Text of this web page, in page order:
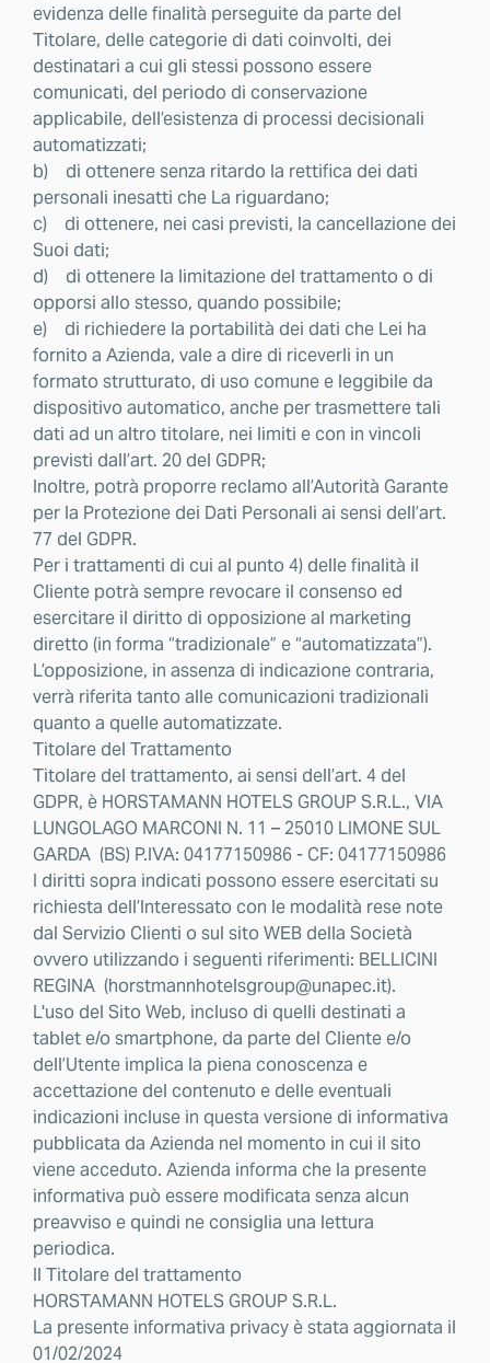
evidenza delle finalità perseguite da parte del
Titolare, delle categorie di dati coinvolti, dei
destinatari a cui gli stessi possono essere
comunicati, del periodo di conservazione
applicabile, dell’esistenza di processi decisionali
automatizzati;
b) di ottenere senza ritardo la rettifica dei dati
personali inesatti che La riguardano;
c) di ottenere, nei casi previsti, la cancellazione dei
Suoi dati;
d) di ottenere la limitazione del trattamento o di
opporsi allo stesso, quando possibile;
e) di richiedere la portabilità dei dati che Lei ha
fornito a Azienda, vale a dire di riceverli in un
formato strutturato, di uso comune e leggibile da
dispositivo automatico, anche per trasmettere tali
dati ad un altro titolare, nei limiti e con in vincoli
previsti dall’art. 20 del GDPR;
Inoltre, potrà proporre reclamo all’Autorità Garante
per la Protezione dei Dati Personali ai sensi dell’art.
77 del GDPR.
Per i trattamenti di cui al punto 4) delle finalità il
Cliente potrà sempre revocare il consenso ed
esercitare il diritto di opposizione al marketing
diretto (in forma “tradizionale” e “automatizzata”).
L’opposizione, in assenza di indicazione contraria,
verrà riferita tanto alle comunicazioni tradizionali
quanto a quelle automatizzate.
Titolare del Trattamento
Titolare del trattamento, ai sensi dell’art. 4 del
GDPR, è HORSTAMANN HOTELS GROUP S.R.L., VIA
LUNGOLAGO MARCONI N. 11 – 25010 LIMONE SUL
GARDA (BS) P.IVA: 04177150986 - CF: 04177150986
I diritti sopra indicati possono essere esercitati su
richiesta dell’Interessato con le modalità rese note
dal Servizio Clienti o sul sito WEB della Società
ovvero utilizzando i seguenti riferimenti: BELLICINI
REGINA (horstmannhotelsgroup@unapec.it).
L'uso del Sito Web, incluso di quelli destinati a
tablet e/o smartphone, da parte del Cliente e/o
dell’Utente implica la piena conoscenza e
accettazione del contenuto e delle eventuali
indicazioni incluse in questa versione di informativa
pubblicata da Azienda nel momento in cui il sito
viene acceduto. Azienda informa che la presente
informativa può essere modificata senza alcun
preavviso e quindi ne consiglia una lettura
periodica.
Il Titolare del trattamento
HORSTAMANN HOTELS GROUP S.R.L.
La presente informativa privacy è stata aggiornata il
01/02/2024